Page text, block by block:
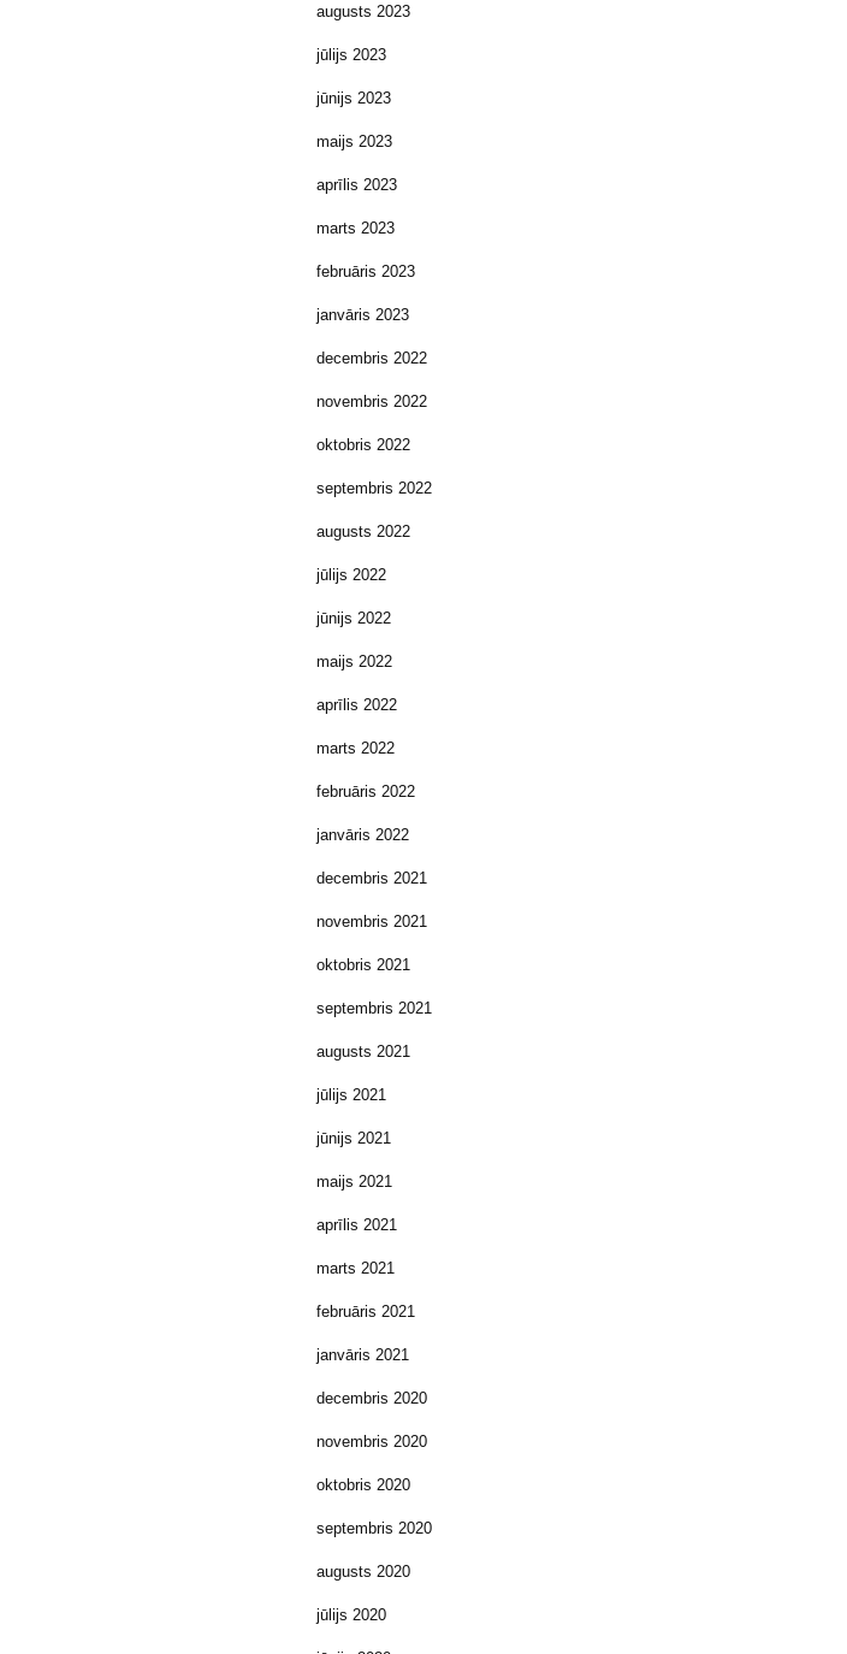
augusts 2023
jūlijs 2023
jūnijs 2023
maijs 2023
aprīlis 2023
marts 2023
februāris 2023
janvāris 2023
decembris 2022
novembris 2022
oktobris 2022
septembris 2022
augusts 2022
jūlijs 2022
jūnijs 2022
maijs 2022
aprīlis 2022
marts 2022
februāris 2022
janvāris 2022
decembris 2021
novembris 2021
oktobris 2021
septembris 2021
augusts 2021
jūlijs 2021
jūnijs 2021
maijs 2021
aprīlis 2021
marts 2021
februāris 2021
janvāris 2021
decembris 2020
novembris 2020
oktobris 2020
septembris 2020
augusts 2020
jūlijs 2020